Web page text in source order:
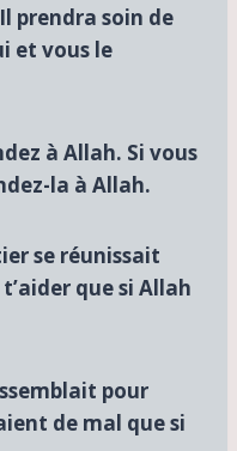
prendra soin de
et vous le
à Allah. Si vous
la à Allah.
se réunissait
que si Allah
pour
de mal que si